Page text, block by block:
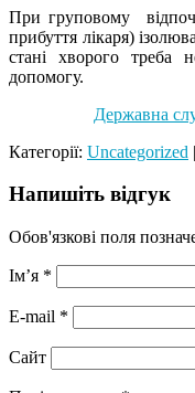
При груповому
прибуття лікаря)
стані хворого треба
допомогу.
Державна
Категорії: Uncategorized |
Напишіть відгук
Обов'язкові поля
Ім’я *
E-mail *
Сайт